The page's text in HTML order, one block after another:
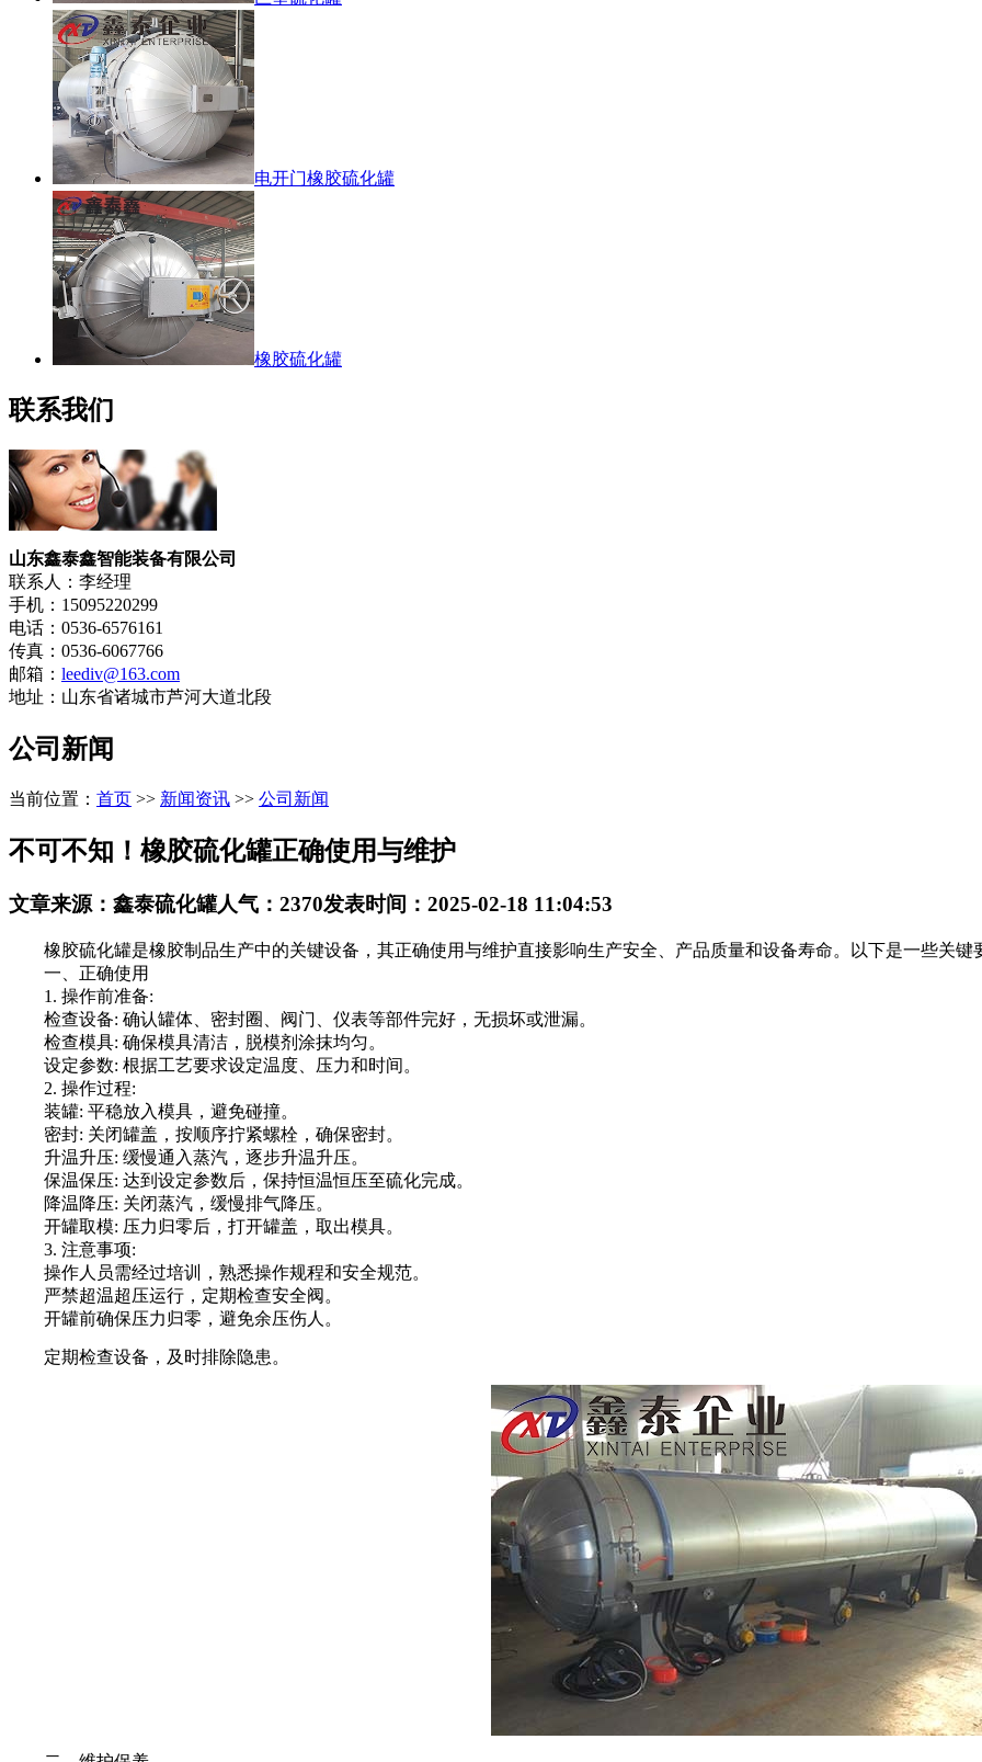
电开门橡胶硫化罐
橡胶硫化罐
联系我们
山东鑫泰鑫智能装备有限公司
联系人：李经理
手机：15095220299
电话：0536-6576161
传真：0536-6067766
邮箱： leediv@163.com
地址：山东省诸城市芦河大道北段
公司新闻
当前位置： 首页 >> 新闻资讯 >> 公司新闻
不可不知！橡胶硫化罐正确使用与维护
文章来源：鑫泰硫化罐人气：2370发表时间：2025-02-18 11:04:53
橡胶硫化罐是橡胶制品生产中的关键设备，其正确使用与维护直接影响生产安全、产品质量和设备寿命。以下是一些关键
一、正确使用
1. 操作前准备:
检查设备: 确认罐体、密封圈、阀门、仪表等部件完好，无损坏或泄漏。
检查模具: 确保模具清洁，脱模剂涂抹均匀。
设定参数: 根据工艺要求设定温度、压力和时间。
2. 操作过程:
装罐: 平稳放入模具，避免碰撞。
密封: 关闭罐盖，按顺序拧紧螺栓，确保密封。
升温升压: 缓慢通入蒸汽，逐步升温升压。
保温保压: 达到设定参数后，保持恒温恒压至硫化完成。
降温降压: 关闭蒸汽，缓慢排气降压。
开罐取模: 压力归零后，打开罐盖，取出模具。
3. 注意事项:
操作人员需经过培训，熟悉操作规程和安全规范。
严禁超温超压运行，定期检查安全阀。
开罐前确保压力归零，避免余压伤人。
定期检查设备，及时排除隐患。